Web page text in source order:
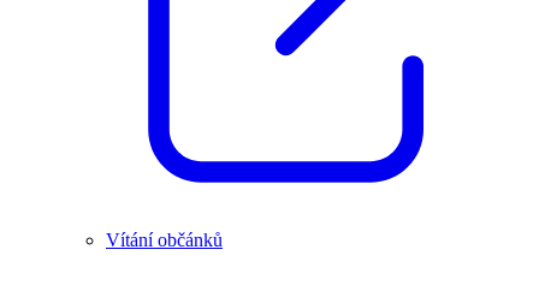
Vítání občánků